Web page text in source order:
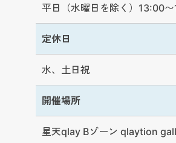
平日（水曜日を除く）13:00
定休日
水、土日祝
開催場所
星天qlay Bゾーン qlaytion